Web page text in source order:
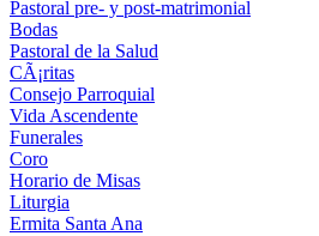
Pastoral pre- y post-matrimonial
Bodas
Pastoral de la Salud
CÃ¡ritas
Consejo Parroquial
Vida Ascendente
Funerales
Coro
Horario de Misas
Liturgia
Ermita Santa Ana